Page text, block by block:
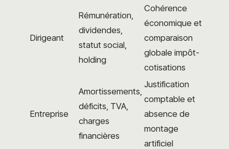
Dirigeant
Rémunération,
dividendes,
statut social,
holding
Cohérence
économique et
comparaison
globale impôt-
cotisations
Entreprise
Amortissements,
déficits, TVA,
charges
financières
Justification
comptable et
absence de
montage
artificiel